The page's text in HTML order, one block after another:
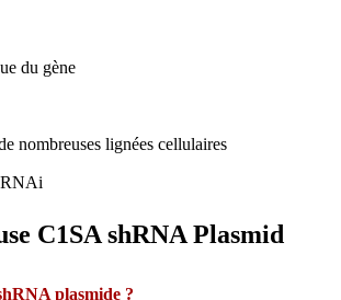
du gène
nombreuses lignées cellulaires
RNAi
C1SA shRNA Plasmid
plasmide ?